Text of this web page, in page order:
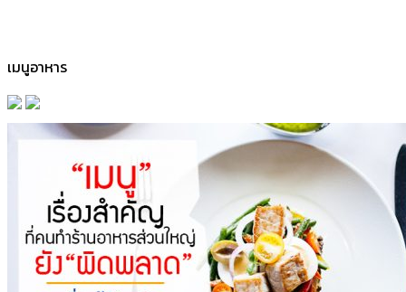
เมนูอาหาร